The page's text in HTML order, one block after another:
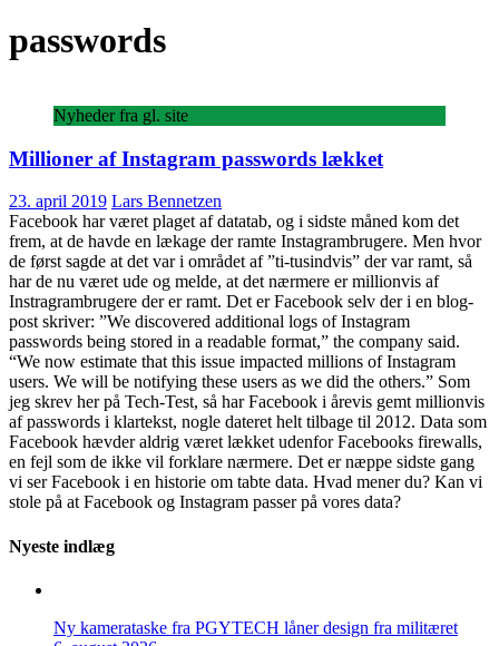
passwords
Nyheder fra gl. site
Millioner af Instagram passwords lækket
23. april 2019 Lars Bennetzen
Facebook har været plaget af datatab, og i sidste måned kom det
frem, at de havde en lækage der ramte Instagrambrugere. Men hvor
de først sagde at det var i området af ”ti-tusindvis” der var ramt, så
har de nu været ude og melde, at det nærmere er millionvis af
Instragrambrugere der er ramt. Det er Facebook selv der i en blog-
post skriver: ”We discovered additional logs of Instagram
passwords being stored in a readable format,” the company said.
“We now estimate that this issue impacted millions of Instagram
users. We will be notifying these users as we did the others.” Som
jeg skrev her på Tech-Test, så har Facebook i årevis gemt millionvis
af passwords i klartekst, nogle dateret helt tilbage til 2012. Data som
Facebook hævder aldrig været lækket udenfor Facebooks firewalls,
en fejl som de ikke vil forklare nærmere. Det er næppe sidste gang
vi ser Facebook i en historie om tabte data. Hvad mener du? Kan vi
stole på at Facebook og Instagram passer på vores data?
Nyeste indlæg
Ny kamerataske fra PGYTECH låner design fra militæret